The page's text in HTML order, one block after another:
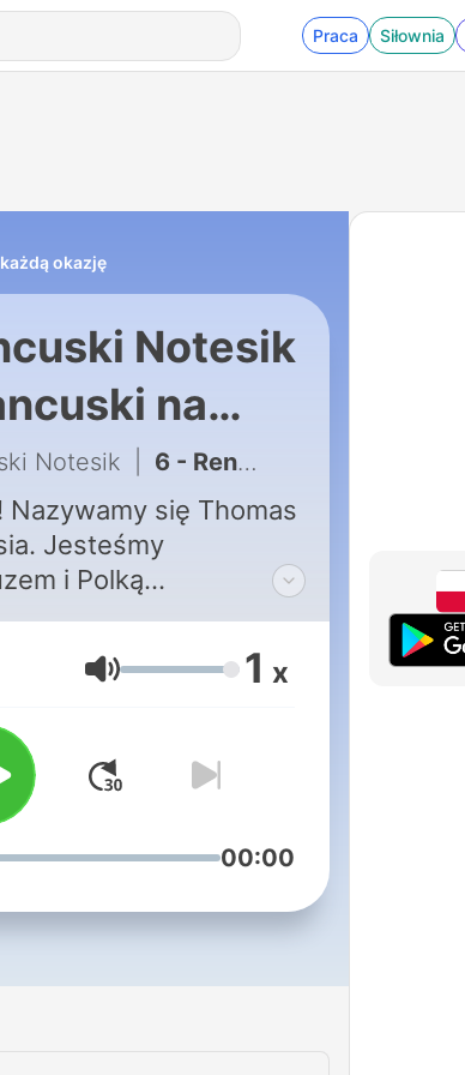
Praca Siłownia
okazję
Notesik
na
okazję
Notesik 6 - Rendez-vous... Wymawiasz to źle!
Nazywamy się Thomas
Jesteśmy
i Polką
na francuskiej
Z nami poznasz żywy
opanujesz wymowę i
smaczki kulturowe!
do wspólnej
Transkrypcje
pobierzesz w
linku po zapisie do
z Korsyki) -
Głośność 1 x
00:00